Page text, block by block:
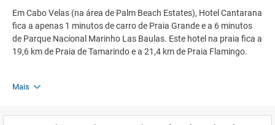
Em Cabo Velas (na área de Palm Beach Estates), Hotel Cantarana
fica a apenas 1 minutos de carro de Praia Grande e a 6 minutos
de Parque Nacional Marinho Las Baulas. Este hotel na praia fica a
19,6 km de Praia de Tamarindo e a 21,4 km de Praia Flamingo.
Mais